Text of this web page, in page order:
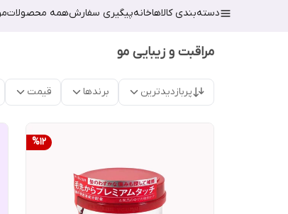
دسته‌بندی کالاهاخانهپیگیری سفارشهمه محصولات
مراقبت و زیبایی مو
پربازدیدترین برندها قیمت
%12